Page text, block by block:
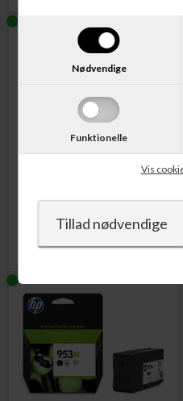
Nødvendige
Funktionelle
Vis
HP No. 953XL Blækpatron Gul
355,00 DKK